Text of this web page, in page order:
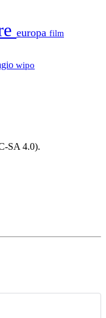
europa film
wipo
SA 4.0).